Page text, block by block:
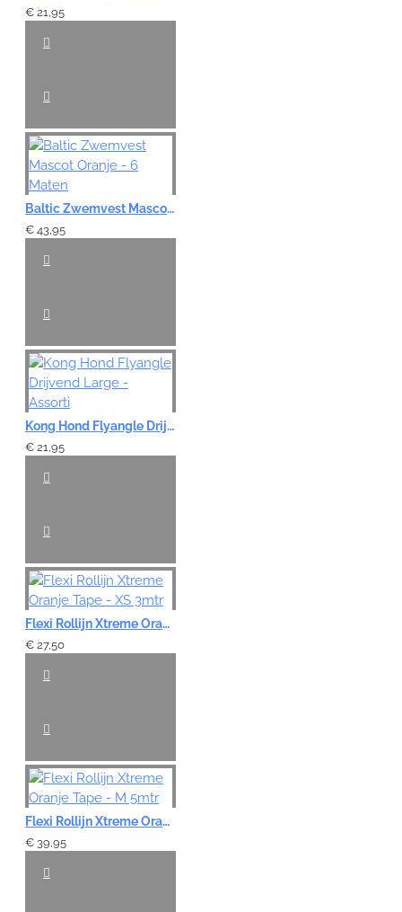
Slecht
€ 21,95
Baltic Zwemvest Mascot Oranje - 6 Maten
€ 43,95
Kong Hond Flyangle Drijvend Large - Assorti
€ 21,95
Flexi Rollijn Xtreme Oranje Tape - XS 3mtr
€ 27,50
Flexi Rollijn Xtreme Oranje Tape - M 5mtr
€ 39,95